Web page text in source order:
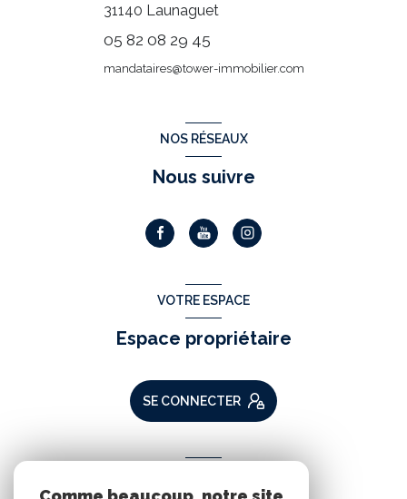
31140 Launaguet
05 82 08 29 45
mandataires@tower-immobilier.com
NOS RÉSEAUX
Nous suivre
VOTRE ESPACE
Espace propriétaire
SE CONNECTER